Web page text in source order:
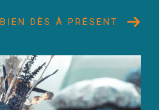
DÈS À PRÉSENT